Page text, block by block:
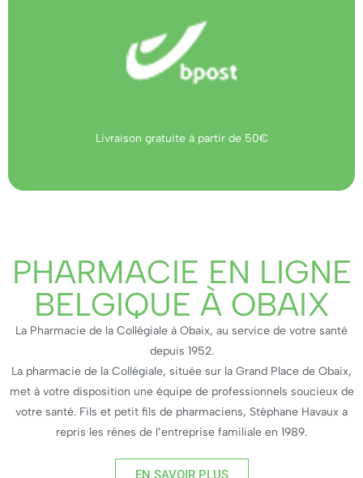
Livraison gratuite à partir de 50€
PHARMACIE EN LIGNE
BELGIQUE À OBAIX
La Pharmacie de la Collégiale à Obaix, au service de votre santé
depuis 1952.
La pharmacie de la Collégiale, située sur la Grand Place de Obaix,
met à votre disposition une équipe de professionnels soucieux de
votre santé. Fils et petit fils de pharmaciens, Stéphane Havaux a
repris les rênes de l’entreprise familiale en 1989.
EN SAVOIR PLUS